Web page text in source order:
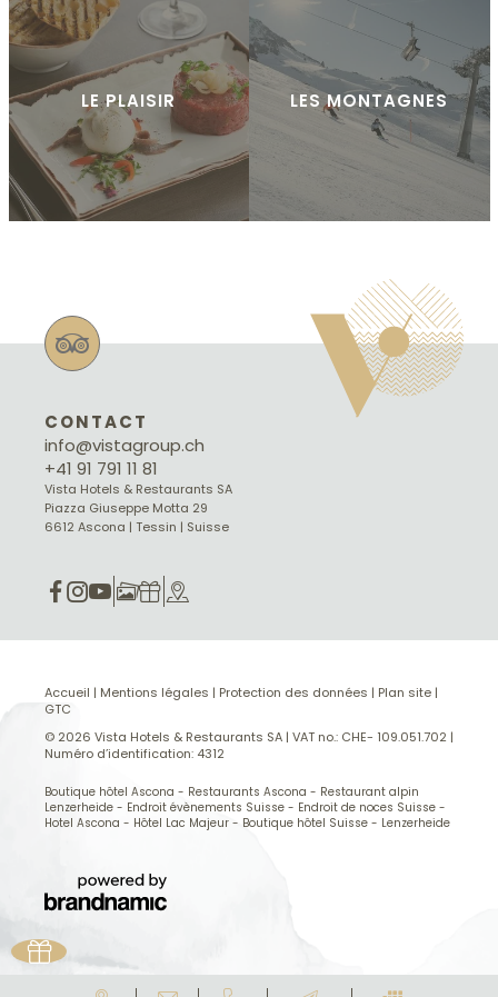
LE PLAISIR LES MONTAGNES
CONTACT
info@vistagroup.ch
+41 91 791 11 81
Vista Hotels & Restaurants SA
Piazza Giuseppe Motta 29
6612 Ascona | Tessin | Suisse
Accueil | Mentions légales | Protection des données | Plan site |
GTC
© 2026 Vista Hotels & Restaurants SA | VAT no.: CHE- 109.051.702 |
Numéro d’identification: 4312
Boutique hôtel Ascona - Restaurants Ascona - Restaurant alpin
Lenzerheide - Endroit évènements Suisse - Endroit de noces Suisse -
Hotel Ascona - Hôtel Lac Majeur - Boutique hôtel Suisse - Lenzerheide